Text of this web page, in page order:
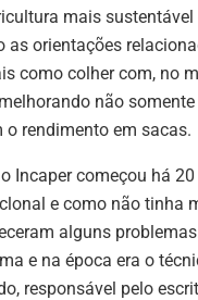
mais sustentável
as orientações
como colher com, no
não
o rendimento em sacas.
Incaper começou há 20
e como não tinha
alguns
e na época era o
responsável pelo